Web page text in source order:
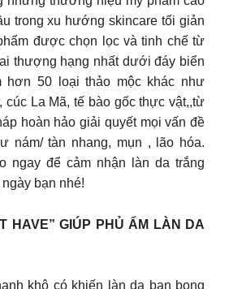
trong xu hướng skincare tối giản
được chọn lọc và tinh chế từ
thượng hạng nhất dưới đáy biển
hơn 50 loại thảo mộc khác như
cúc La Mã, tế bào gốc thực vật,,từ
hoàn hảo giải quyết mọi vấn đề
nám/ tàn nhang, mụn , lão hóa.
ngay để cảm nhận làn da trắng
bạn nhé!
HAVE” GIÚP PHỦ ẨM LÀN DA
khô có khiến làn da bạn bong